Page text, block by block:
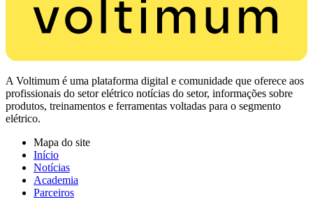
A Voltimum é uma plataforma digital e comunidade que oferece aos
profissionais do setor elétrico notícias do setor, informações sobre
produtos, treinamentos e ferramentas voltadas para o segmento
elétrico.
Mapa do site
Início
Notícias
Academia
Parceiros